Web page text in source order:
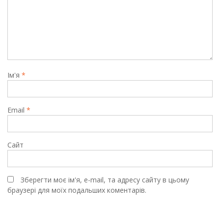
Ім'я *
Email *
Сайт
Зберегти моє ім'я, e-mail, та адресу сайту в цьому
браузері для моїх подальших коментарів.